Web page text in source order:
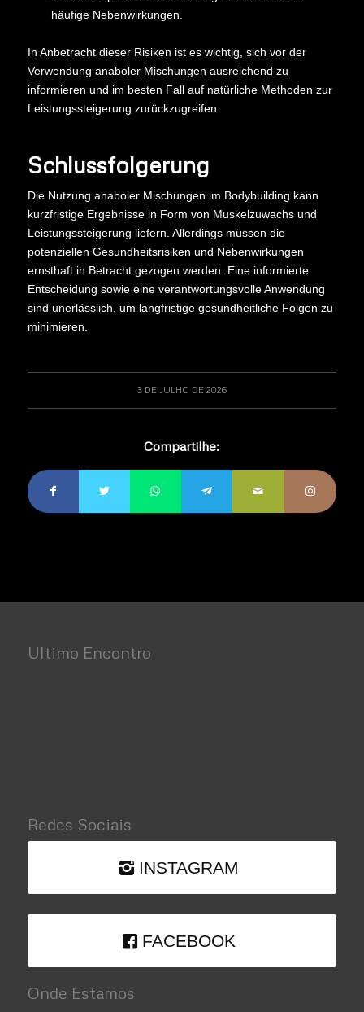
häufige Nebenwirkungen.
In Anbetracht dieser Risiken ist es wichtig, sich vor der
Verwendung anaboler Mischungen ausreichend zu
informieren und im besten Fall auf natürliche Methoden zur
Leistungssteigerung zurückzugreifen.
Schlussfolgerung
Die Nutzung anaboler Mischungen im Bodybuilding kann
kurzfristige Ergebnisse in Form von Muskelzuwachs und
Leistungssteigerung liefern. Allerdings müssen die
potenziellen Gesundheitsrisiken und Nebenwirkungen
ernsthaft in Betracht gezogen werden. Eine informierte
Entscheidung sowie eine verantwortungsvolle Anwendung
sind unerlässlich, um langfristige gesundheitliche Folgen zu
minimieren.
3 DE JULHO DE 2026
Compartilhe:
Ultimo Encontro
Redes Sociais
INSTAGRAM
FACEBOOK
Onde Estamos